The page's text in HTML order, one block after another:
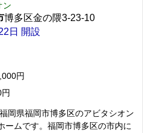
ン
博多区金の隈3-23-10
日 開設
円
岡県福岡市博多区のアビタシオン
ームです。福岡市博多区の市内に